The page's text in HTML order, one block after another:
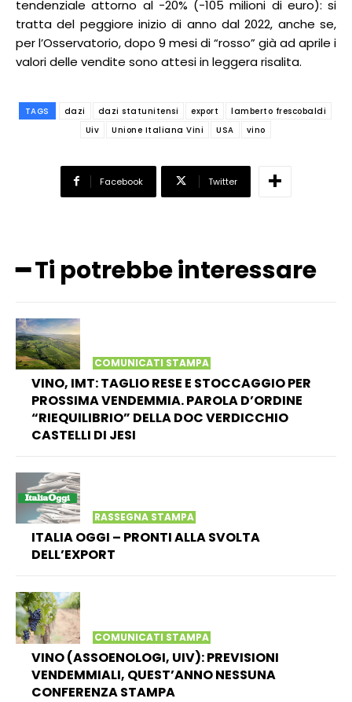
tendenziale attorno al -20% (-105 milioni di euro): si
tratta del peggiore inizio di anno dal 2022, anche se,
per l’Osservatorio, dopo 9 mesi di “rosso” già ad aprile i
valori delle vendite sono attesi in leggera risalita.
TAGS dazi dazi statunitensi export
lamberto frescobaldi
Uiv
Unione Italiana Vini USA vino
Facebook Twitter
━ Ti potrebbe interessare
COMUNICATI STAMPA
VINO, IMT: TAGLIO RESE E STOCCAGGIO PER
PROSSIMA VENDEMMIA. PAROLA D’ORDINE
“RIEQUILIBRIO” DELLA DOC VERDICCHIO
CASTELLI DI JESI
RASSEGNA STAMPA
ITALIA OGGI – PRONTI ALLA SVOLTA
DELL’EXPORT
COMUNICATI STAMPA
VINO (ASSOENOLOGI, UIV): PREVISIONI
VENDEMMIALI, QUEST’ANNO NESSUNA
CONFERENZA STAMPA